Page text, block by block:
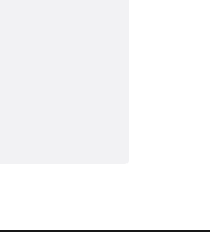
опыт